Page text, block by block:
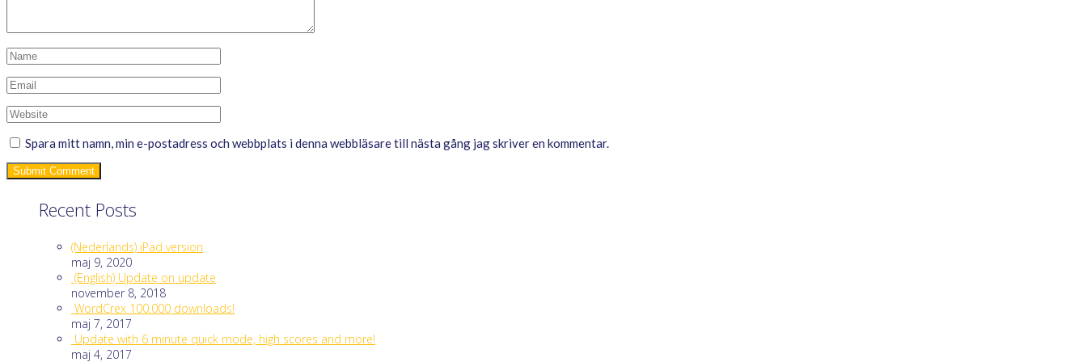
Spara mitt namn, min e-postadress och webbplats i denna webbläsare till nästa gång jag skriver en kommentar.
Recent Posts
(Nederlands) iPad version
maj 9, 2020
(English) Update on update
november 8, 2018
WordCrex 100.000 downloads!
maj 7, 2017
Update with 6 minute quick mode, high scores and more!
maj 4, 2017